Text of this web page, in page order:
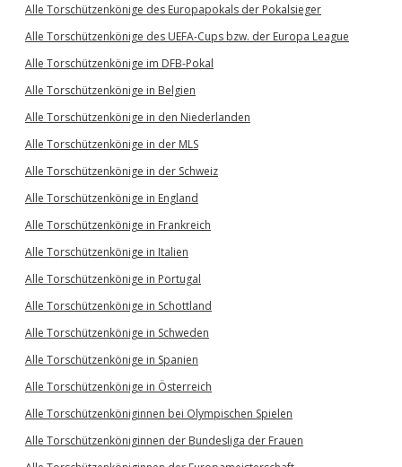
Alle Torschützenkönige des Europapokals der Pokalsieger
Alle Torschützenkönige des UEFA-Cups bzw. der Europa League
Alle Torschützenkönige im DFB-Pokal
Alle Torschützenkönige in Belgien
Alle Torschützenkönige in den Niederlanden
Alle Torschützenkönige in der MLS
Alle Torschützenkönige in der Schweiz
Alle Torschützenkönige in England
Alle Torschützenkönige in Frankreich
Alle Torschützenkönige in Italien
Alle Torschützenkönige in Portugal
Alle Torschützenkönige in Schottland
Alle Torschützenkönige in Schweden
Alle Torschützenkönige in Spanien
Alle Torschützenkönige in Österreich
Alle Torschützenköniginnen bei Olympischen Spielen
Alle Torschützenköniginnen der Bundesliga der Frauen